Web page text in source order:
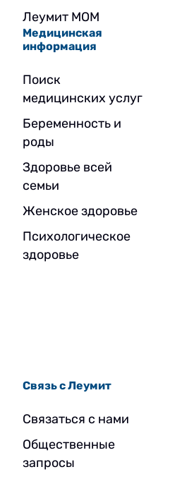
Леумит МОМ
Медицинская
информация
Поиск
медицинских услуг
Беременность и
роды
Здоровье всей
семьи
Женское здоровье
Психологическое
здоровье
Связь с Леумит
Связаться с нами
Общественные
запросы